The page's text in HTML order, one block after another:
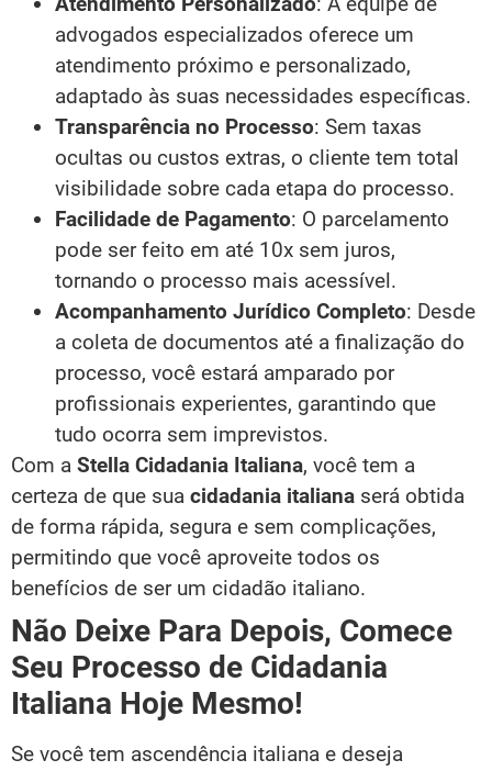
advogados especializados oferece um
atendimento próximo e personalizado,
adaptado às suas necessidades específicas.
Transparência no Processo: Sem taxas
ocultas ou custos extras, o cliente tem total
visibilidade sobre cada etapa do processo.
Facilidade de Pagamento: O parcelamento
pode ser feito em até 10x sem juros,
tornando o processo mais acessível.
Acompanhamento Jurídico Completo: Desde
a coleta de documentos até a finalização do
processo, você estará amparado por
profissionais experientes, garantindo que
tudo ocorra sem imprevistos.
Com a Stella Cidadania Italiana, você tem a
certeza de que sua cidadania italiana será obtida
de forma rápida, segura e sem complicações,
permitindo que você aproveite todos os
benefícios de ser um cidadão italiano.
Não Deixe Para Depois, Comece
Seu Processo de Cidadania
Italiana Hoje Mesmo!
Se você tem ascendência italiana e deseja